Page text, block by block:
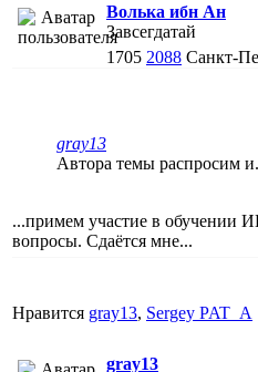
Волька ибн Ан
Завсегдатай
1705 2088 Санкт-
gray13
Автора темы распросим
...примем участие в обучении
вопросы. Сдаётся мне...
Нравится gray13, Sergey PAT_A
gray13